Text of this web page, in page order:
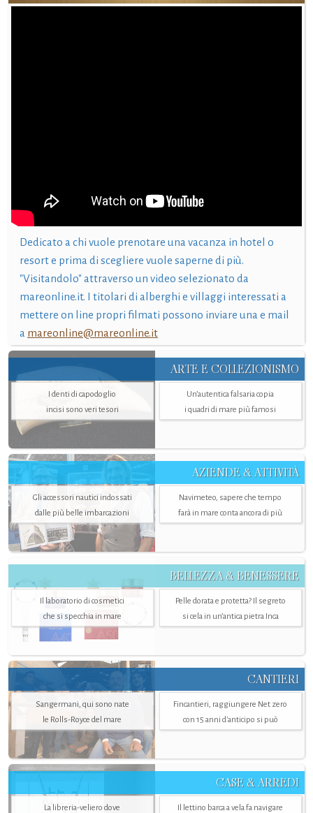
Dedicato a chi vuole prenotare una vacanza in hotel o
resort e prima di scegliere vuole saperne di più.
"Visitandolo" attraverso un video selezionato da
mareonline.it. I titolari di alberghi e villaggi interessati a
mettere on line propri filmati possono inviare una e mail
a mareonline@mareonline.it
ARTE E COLLEZIONISMO
I denti di capodoglio
incisi sono veri tesori
Un’autentica falsaria copia
i quadri di mare più famosi
AZIENDE & ATTIVITÀ
Gli accessori nautici indossati
dalle più belle imbarcazioni
Navimeteo, sapere che tempo
farà in mare conta ancora di più
BELLEZZA & BENESSERE
Il laboratorio di cosmetici
che si specchia in mare
Pelle dorata e protetta? Il segreto
si cela in un’antica pietra Inca
CANTIERI
Sangermani, qui sono nate
le Rolls-Royce del mare
Fincantieri, raggiungere Net zero
con 15 anni d'anticipo si può
CASE & ARREDI
La libreria-veliero dove
Il lettino barca a vela fa navigare